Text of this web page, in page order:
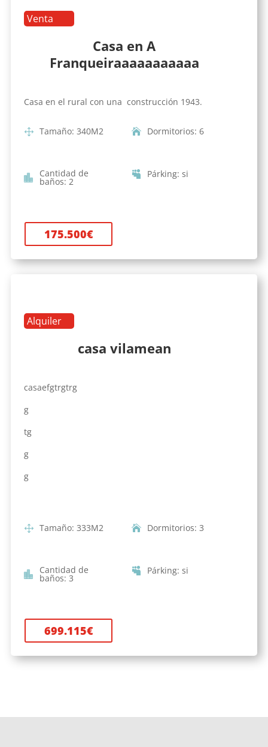
Venta
Casa en A
Franqueiraaaaaaaaaaa
Casa en el rural con una construcción 1943.
Tamaño: 340M2 Dormitorios: 6
Cantidad de
baños: 2
Párking: si
175.500€
Alquiler
casa vilamean
casaefgtrgtrg
g
tg
g
g
Tamaño: 333M2 Dormitorios: 3
Cantidad de
baños: 3
Párking: si
699.115€